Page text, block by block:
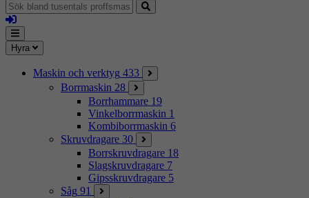
Sök
bland
tusentals
proffsmaskiner
Logga
in
Mina
sidor
Meny
Hyra
Maskin och verktyg 433
Borrmaskin 28
Borrhammare 19
Vinkelborrmaskin 1
Kombiborrmaskin 6
Skruvdragare 30
Borrskruvdragare 18
Slagskruvdragare 7
Gipsskruvdragare 5
Såg 91